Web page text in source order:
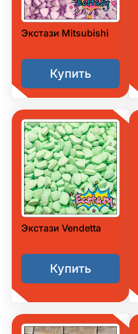
Экстази Mitsubishi
Купить
Экстази Vendetta
Купить